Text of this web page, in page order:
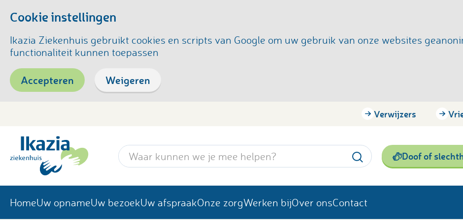
Cookie instellingen
Ikazia Ziekenhuis gebruikt cookies en scripts van Google om uw gebruik van onze websites
functionaliteit kunnen toepassen
Accepteren Weigeren
Verwijzers
Zoekwoord Doof of
HomeUw opnameUw bezoekUw afspraakOnze zorgWerken bijOver onsContact